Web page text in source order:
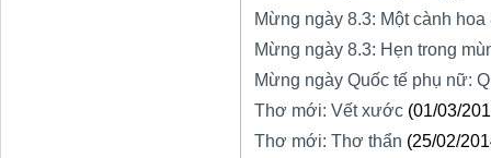
Mừng ngày 8.3: Một cành hoa
Mừng ngày 8.3: Hẹn trong
Mừng ngày Quốc tế phụ nữ:
Thơ mới: Vết xước (01/03/
Thơ mới: Thơ thẩn (25/02/